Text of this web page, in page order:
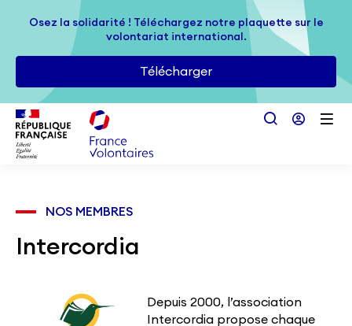
Passer au contenu principal
Osez la solidarité ! Téléchargez notre plaquette sur le
volontariat international.
Télécharger
Osez la solidarité ! Téléchargez notre plaquette sur le
volontariat international.
Télécharger
NOS MEMBRES
Intercordia
Depuis 2000, l’association
Intercordia propose chaque